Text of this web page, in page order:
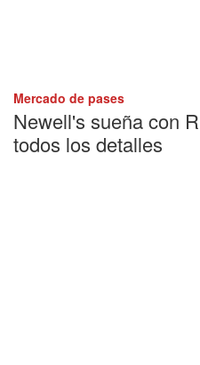
Mercado de pases
Newell's sueña con
todos los detalles